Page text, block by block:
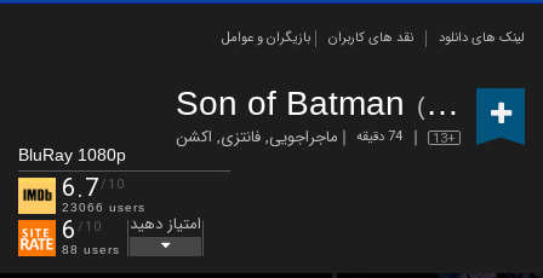
لینک های دانلود نقد های کاربران بازیگران و عوامل
Son of Batman (2014)
13+ 74 دقیقه ماجراجویی,فانتزی, اکشن
BluRay 1080p
6.7/10
23066 users
6 /10
88 users
امتیاز دهید